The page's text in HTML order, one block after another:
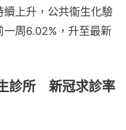
上升，公共衞生化驗
一周6.02%，升至最新
診所 新冠求診率